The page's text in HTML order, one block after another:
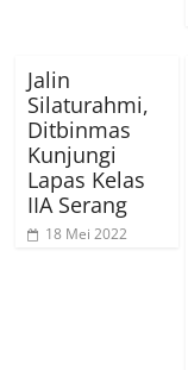
Jalin
Silaturahmi,
Ditbinmas
Kunjungi
Lapas Kelas
IIA Serang
18 Mei 2022